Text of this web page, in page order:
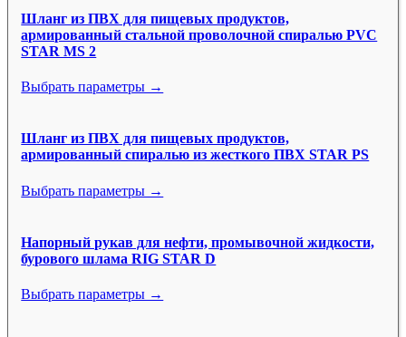
Шланг из ПВХ для пищевых продуктов,
армированный стальной проволочной спиралью PVC
STAR MS 2
Выбрать параметры →
Шланг из ПВХ для пищевых продуктов,
армированный спиралью из жесткого ПВХ STAR PS
Выбрать параметры →
Напорный рукав для нефти, промывочной жидкости,
бурового шлама RIG STAR D
Выбрать параметры →